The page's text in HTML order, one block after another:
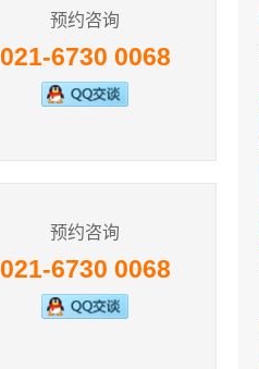
预约咨询
021-6730 0068
预约咨询
021-6730 0068